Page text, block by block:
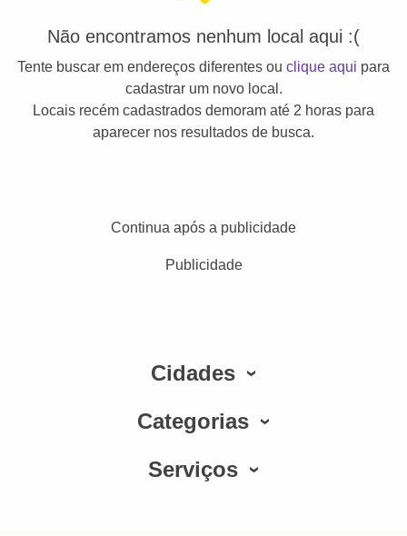
Não encontramos nenhum local aqui :(
Tente buscar em endereços diferentes ou clique aqui para
cadastrar um novo local.
Locais recém cadastrados demoram até 2 horas para
aparecer nos resultados de busca.
Continua após a publicidade
Publicidade
Cidades
Categorias
Serviços